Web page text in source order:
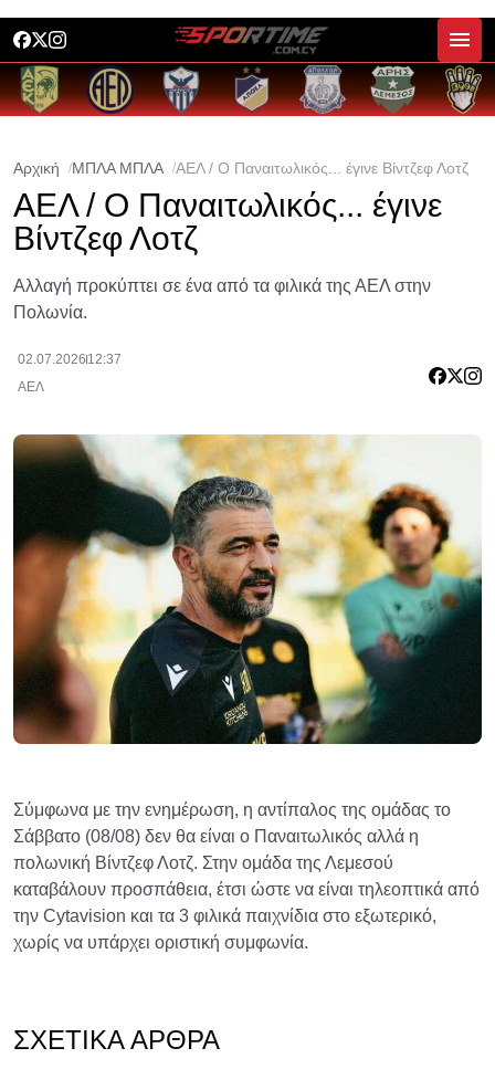
Αρχική ΜΠΛΑ ΜΠΛΑ ΑΕΛ / Ο Παναιτωλικός... έγινε Βίντζεφ Λοτζ
ΑΕΛ / Ο Παναιτωλικός... έγινε
Βίντζεφ Λοτζ
Αλλαγή προκύπτει σε ένα από τα φιλικά της ΑΕΛ στην
Πολωνία.
02.07.2026 12:37
ΑΕΛ
Σύμφωνα με την ενημέρωση, η αντίπαλος της ομάδας το
Σάββατο (08/08) δεν θα είναι ο Παναιτωλικός αλλά η
πολωνική Βίντζεφ Λοτζ. Στην ομάδα της Λεμεσού
καταβάλουν προσπάθεια, έτσι ώστε να είναι τηλεοπτικά από
την Cytavision και τα 3 φιλικά παιχνίδια στο εξωτερικό,
χωρίς να υπάρχει οριστική συμφωνία.
ΣΧΕΤΙΚΆ ΆΡΘΡΑ